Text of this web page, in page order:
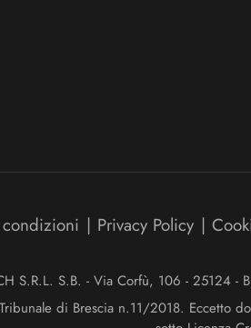
| Privacy Policy |
S.R.L. S.B. - Via Corfù, 106 - 25124
di Brescia n.11/2018. Eccetto